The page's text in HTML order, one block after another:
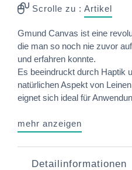
Scrolle zu : Artikel
Gmund Canvas ist eine
die man so noch nie zuvor
und erfahren konnte.
Es beeindruckt durch Haptik
natürlichen Aspekt von
eignet sich ideal für
mehr anzeigen
Detailinformationen